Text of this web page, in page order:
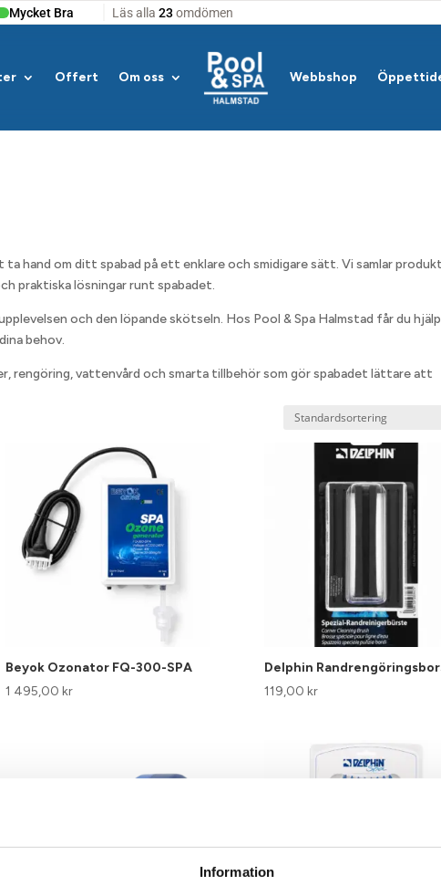
Information
Offert Om oss Webbshop
hand om ditt spabad på ett enklare och smidigare sätt. Vi samlar
praktiska lösningar runt spabadet.
och den löpande skötseln. Hos Pool & Spa Halmstad får du
behov.
rengöring, vattenvård och smarta tillbehör som gör spabadet lättare att
Beyok Ozonator FQ-300-SPA
1 495,00 kr
Delphin
119,00 kr